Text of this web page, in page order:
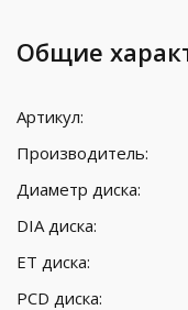
Общие
Артикул:
Производитель:
Диаметр диска:
DIA диска:
ET диска:
PCD диска: